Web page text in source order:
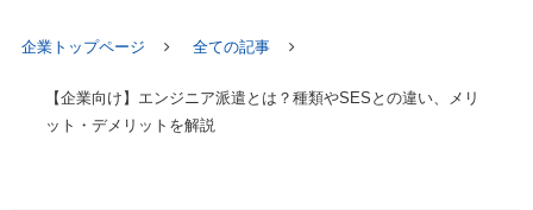
企業トップページ 全ての記事
【企業向け】エンジニア派遣とは？種類やSESとの違い、メリ
ット・デメリットを解説